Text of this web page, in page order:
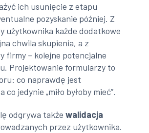
ich usunięcie z etapu
pozyskanie później. Z
użytkownika każde dodatkowe
chwila skupienia, a z
firmy – kolejne potencjalne
Projektowanie formularzy to
co naprawdę jest
co jedynie „miło byłoby mieć”.
odgrywa takżewalidacja
przez użytkownika.